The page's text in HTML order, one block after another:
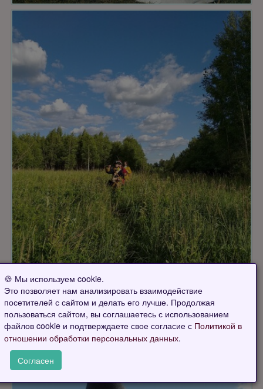
🍪 Мы используем cookie.
Это позволяет нам анализировать взаимодействие
посетителей с сайтом и делать его лучше. Продолжая
пользоваться сайтом, вы соглашаетесь с использованием
файлов cookie и подтверждаете свое согласие с Политикой в
отношении обработки персональных данных.
Согласен